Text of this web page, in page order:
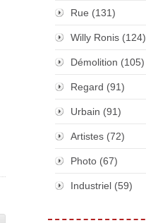
Rue (131)
Willy Ronis (124)
Démolition (105)
Regard (91)
Urbain (91)
Artistes (72)
Photo (67)
Industriel (59)